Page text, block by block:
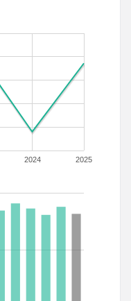
2024 2025